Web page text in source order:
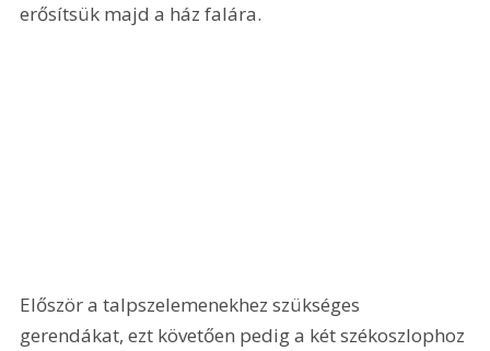
erősítsük majd a ház falára.
Először a talpszelemenekhez szükséges
gerendákat, ezt követően pedig a két székoszlophoz